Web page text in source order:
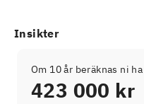
Insikter
Om 10 år beräknas ni
423 000 kr